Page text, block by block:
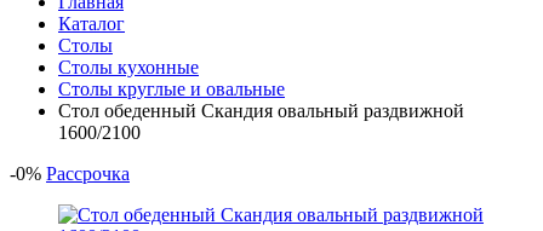
Каталог
Столы
Столы кухонные
Столы круглые и овальные
Стол обеденный Скандия овальный раздвижной
1600/2100
-0% Рассрочка